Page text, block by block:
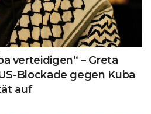
verteidigen“ – Greta
Blockade gegen Kuba
auf